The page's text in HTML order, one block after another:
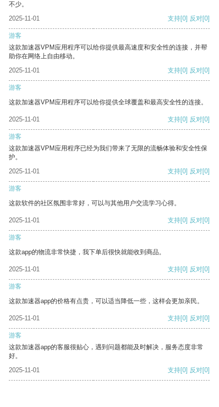
不少。
2025-11-01
支持[0] 反对[0]
游客
这款加速器VPM应用程序可以给你提供最高速度和安全性的连接，并帮
助你在网络上自由移动。
2025-11-01
支持[0] 反对[0]
游客
这款加速器VPM应用程序可以给你提供全球覆盖和最高安全性的连接。
2025-11-01 支持[0] 反对[0]
游客
这款加速器VPM应用程序已经为我们带来了无限的流畅体验和安全性保
护。
2025-11-01
支持[0] 反对[0]
游客
这款软件的社区氛围非常好，可以与其他用户交流学习心得。
2025-11-01 支持[0] 反对[0]
游客
这款app的物流非常快捷，我下单后很快就能收到商品。
2025-11-01 支持[0] 反对[0]
游客
这款加速器app的价格有点贵，可以适当降低一些，这样会更加亲民。
2025-11-01 支持[0] 反对[0]
游客
这款加速器app的客服很贴心，遇到问题都能及时解决，服务态度非常
好。
2025-11-01
支持[0] 反对[0]